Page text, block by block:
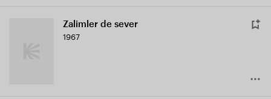
Zalimler de sever
1967